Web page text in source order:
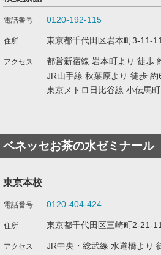
0120-192-115
東京都千代田区岩本町3-11-11
都営新宿線 岩本町より 徒歩
JR山手線 秋葉原より 徒歩 約
東京メトロ日比谷線 小伝馬
ベネッセお茶の水ゼミナール
東京本校
0120-404-424
東京都千代田区三崎町2-21-11
JR中央・総武線 水道橋より